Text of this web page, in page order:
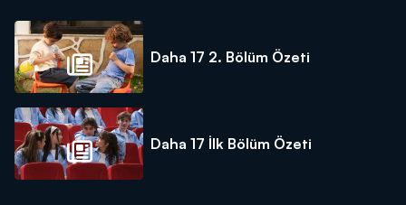
Daha 17 2. Bölüm Özeti
Daha 17 İlk Bölüm Özeti